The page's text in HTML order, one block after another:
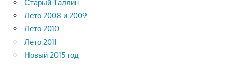
Старый Таллин
Лето 2008 и 2009
Лето 2010
Лето 2011
Новый 2015 год